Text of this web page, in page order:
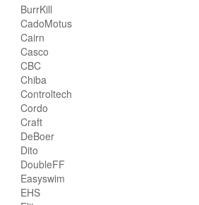
BurrKill
CadoMotus
Cairn
Casco
CBC
Chiba
Controltech
Cordo
Craft
DeBoer
Dito
DoubleFF
Easyswim
EHS